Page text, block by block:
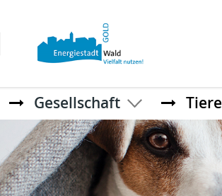
Gesellschaft Tiere